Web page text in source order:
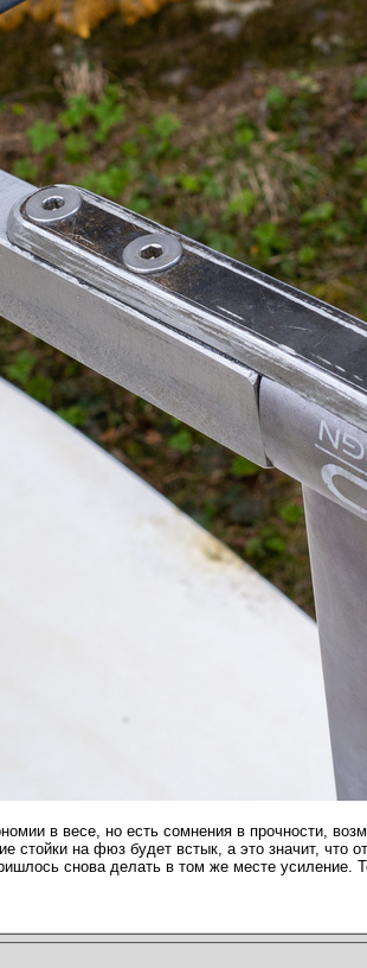
в весе, но есть сомнения в прочности,
стойки на фюз будет встык, а это значит, что
снова делать в том же месте усиление.